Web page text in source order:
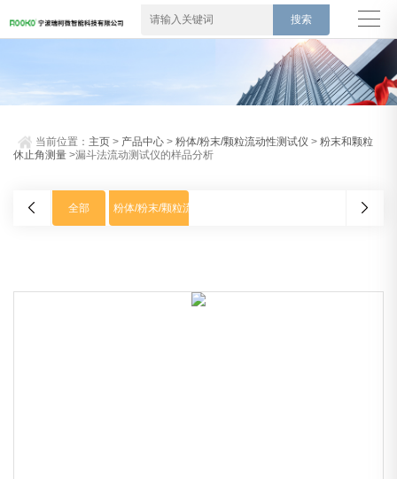
当前位置： 主页 > 产品中心 >粉体/粉末/颗粒流动性测试仪 >粉末和颗粒
休止角测量 >漏斗法流动测试仪的样品分析
全部 粉体/粉末/颗粒流动性测试仪